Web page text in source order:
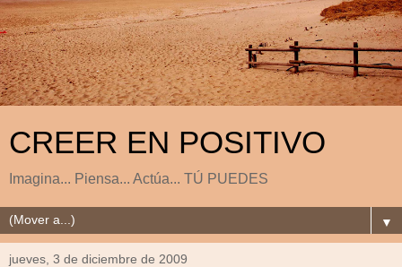
CREER EN POSITIVO
Imagina... Piensa... Actúa... TÚ PUEDES
▼
jueves, 3 de diciembre de 2009